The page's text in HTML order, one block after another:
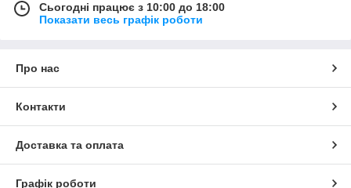
Сьогодні працює з 10:00 до 18:00
Показати весь графік роботи
Про нас
Контакти
Доставка та оплата
Графік роботи